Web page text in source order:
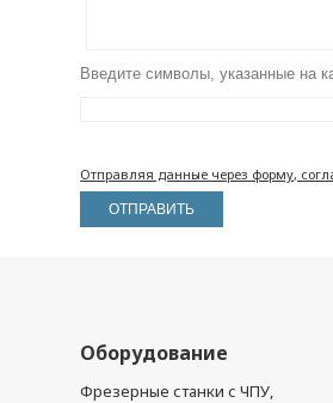
Введите символы, указанные на
Отправляя данные через форму,
Оборудование
Фрезерные станки с ЧПУ,